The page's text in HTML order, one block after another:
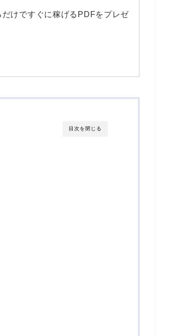
けですぐに稼げるPDFをプレゼ
目次を閉じる